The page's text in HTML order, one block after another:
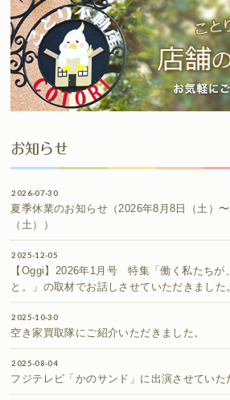
お知らせ
2026-07-30
夏季休業のお知らせ（2026年8月8日（土）
（土））
2025-12-05
【Oggi】2026年1月号 特集「働く私たちが
と。」の取材でお話しさせていただきました
2025-10-30
空き家買取隊にご紹介いただきました。
2025-08-04
フジテレビ「かのサンド」に出演させていた